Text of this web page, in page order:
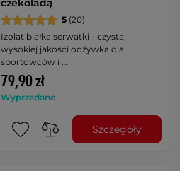
czekoladą
5 (20)
Izolat białka serwatki - czysta,
wysokiej jakości odżywka dla
sportowców i …
79,90 zł
Wyprzedane
Szczegóły